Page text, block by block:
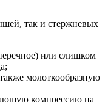
так и стержневых
или слишком
молоткообразную
компрессию на